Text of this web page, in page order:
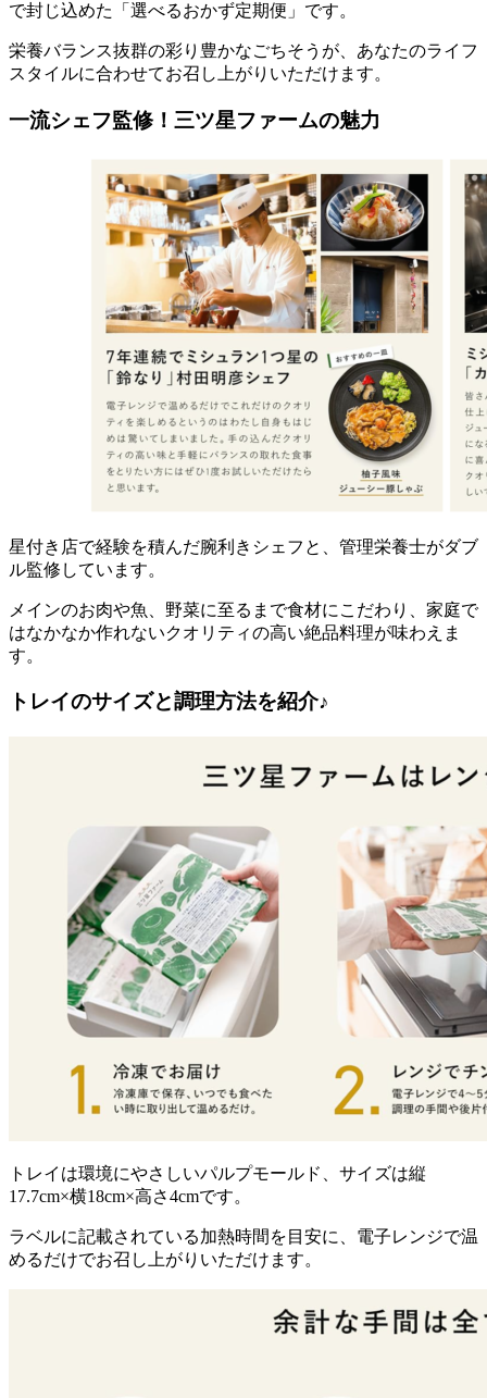
で封じ込めた「選べるおかず定期便」 です。
栄養バランス抜群の彩り豊かなごちそうが、あなたのライフ
スタイルに合わせてお召し上がりいただけます。
一流シェフ監修！三ツ星ファームの魅力
星付き店で経験を積んだ腕利きシェフと、管理栄養士がダブ
ル監修 しています。
メインのお肉や魚、野菜に至るまで食材にこだわり、家庭で
はなかなか作れないクオリティの高い絶品料理が味わえま
す。
トレイのサイズと調理方法を紹介♪
トレイは環境にやさしいパルプモールド、サイズは縦
17.7cm×横18cm×高さ4cmです。
ラベルに記載されている加熱時間を目安に、電子レンジで温
めるだけでお召し上がりいただけます。